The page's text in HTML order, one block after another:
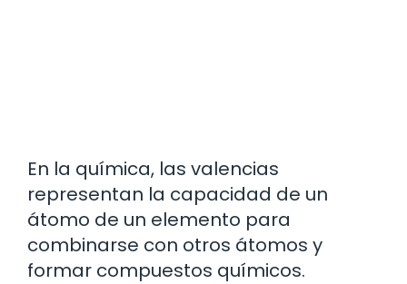
En la química, las valencias
representan la capacidad de un
átomo de un elemento para
combinarse con otros átomos y
formar compuestos químicos.